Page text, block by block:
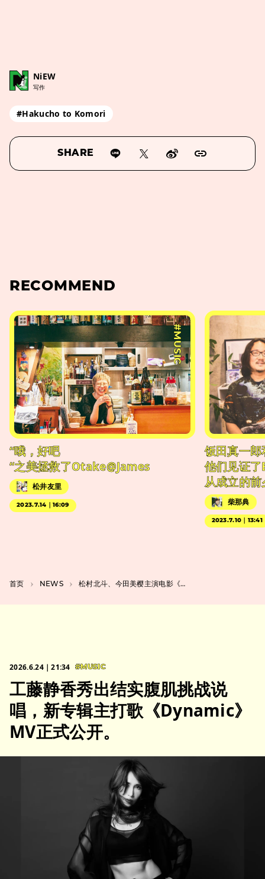
NiEW
写作
#Hakucho to Komori
SHARE
RECOMMEND
#MUSIC
“哦，好吧
“之美拯救了Otake@James
松井友里
2023.7.14｜16:09
饭田真一
他们见证
从成立的
柴那典
2023.7.10｜13:41
首页 NEWS 松村北斗、今田美樱主演电影《白鸟与蝙蝠》公开第二支特报，进一步揭开案件谜团
2026.6.24｜21:34 #MUSIC
工藤静香秀出结实腹肌挑战说
唱，新专辑主打歌《Dynamic》
MV正式公开。